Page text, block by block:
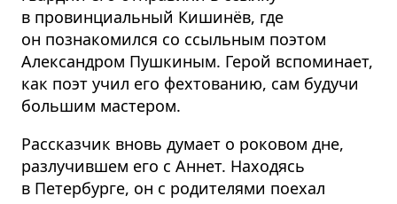
в провинциальный Кишинёв, где
он познакомился со ссыльным поэтом
Александром Пушкиным. Герой вспоминает,
как поэт учил его фехтованию, сам будучи
большим мастером.
Рассказчик вновь думает о роковом дне,
разлучившем его с Аннет. Находясь
в Петербурге, он с родителями поехал